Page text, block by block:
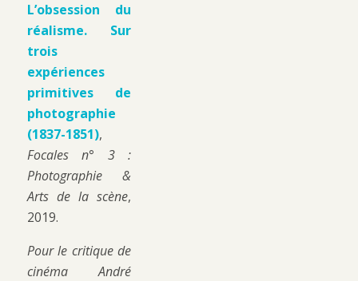
L’obsession du
réalisme. Sur
trois
expériences
primitives de
photographie
(1837-1851),
Focales n° 3 :
Photographie &
Arts de la scène,
2019.
Pour le critique de
cinéma André